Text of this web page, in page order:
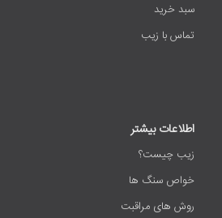
سبد خرید
تماس با زیب
اطلاعات بیشتر
زیب چیست؟
خواص سنگ ها
روش های مراقبت